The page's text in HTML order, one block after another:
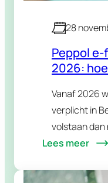
28
Peppol
2026:
Vanaf 2026
verplicht in
volstaan dan
ontdek je wat
webshop
Lees meer